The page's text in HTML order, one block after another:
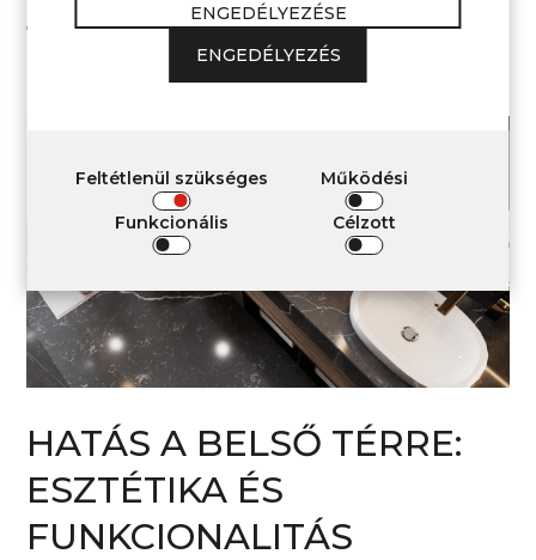
próbálja meg azonnal eltávolítani a zselékből,
fogkrémből vagy kozmetikai olajokból származó
foltokat, hogy ne száradjanak rá a felületre.
HATÁS A BELSŐ TÉRRE:
ESZTÉTIKA ÉS
FUNKCIONALITÁS
ENGEDÉLYEZÉSE
ENGEDÉLYEZÉS
Feltétlenül szükséges Működési
Funkcionális Célzott